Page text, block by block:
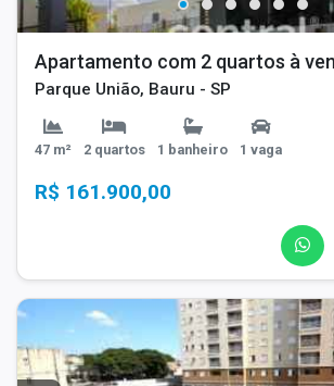
Apartamento com 2 quartos à
Parque União, Bauru - SP
47 m² 2 quartos 1 banheiro 1 vaga
R$ 161.900,00